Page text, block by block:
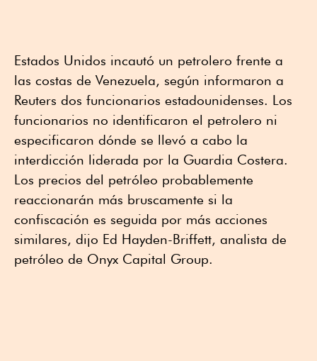
Estados Unidos incautó un petrolero frente a
las costas de Venezuela, según informaron a
Reuters dos funcionarios estadounidenses. Los
funcionarios no identificaron el petrolero ni
especificaron dónde se llevó a cabo la
interdicción liderada por la Guardia Costera.
Los precios del petróleo probablemente
reaccionarán más bruscamente si la
confiscación es seguida por más acciones
similares, dijo Ed Hayden-Briffett, analista de
petróleo de Onyx Capital Group.